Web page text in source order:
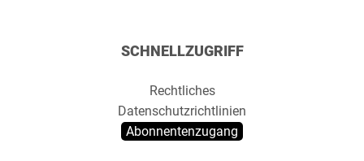
SCHNELLZUGRIFF
Rechtliches
Datenschutzrichtlinien
Abonnentenzugang